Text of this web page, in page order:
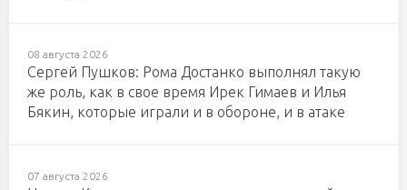
08 августа 2026
Сергей Пушков: Рома Достанко выполнял такую
же роль, как в свое время Ирек Гимаев и Илья
Бякин, которые играли и в обороне, и в атаке
07 августа 2026